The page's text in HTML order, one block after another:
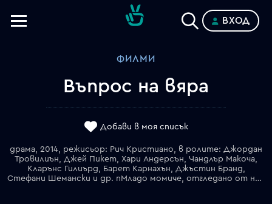
ВХОД
ФИЛМИ
Въпрос на вяра
Добави в моя списък
драма, 2014, режисьор: Рич Кристиано, в ролите: Джордан
Тровилиън, Джей Пикет, Хари Андерсън, Чандлър Макоча,
Кларънс Гилиърд, Барет Карнахън, Джъстин Бранд,
Стефани Шемански и др. nМладо момиче, отгледано от набожния си баща, отива да учи в колеж и е силно повлияно от професора си по биология, според който еволюцията е отговорът на произхода на живота. Баща ? усеща, че нещо се случва, но не е подготвен за съмненията, които дъщеря му изпитва относно вярата си. Сега той трябва да направи нещо, за да я върне в правия път.